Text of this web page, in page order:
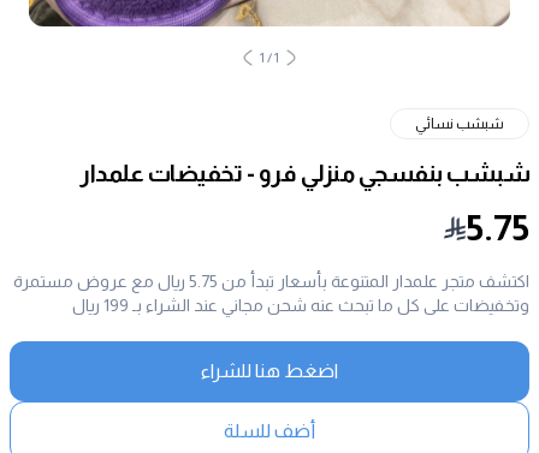
1
/
1
شبشب نسائي
شبشب بنفسجي منزلي فرو - تخفيضات علمدار
5.75
اكتشف متجر علمدار المتنوعة بأسعار تبدأ من 5.75 ريال مع عروض مستمرة
وتخفيضات على كل ما تبحث عنه شحن مجاني عند الشراء بـ 199 ريال
اضغط هنا للشراء
أضف للسلة